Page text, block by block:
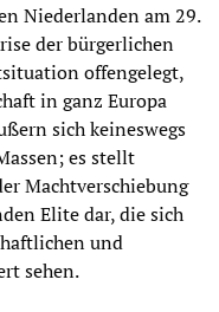
Niederlanden am 29.
der bürgerlichen
offengelegt,
in ganz Europa
sich keineswegs
es stellt
Machtverschiebung
Elite dar, die sich
und
sehen.